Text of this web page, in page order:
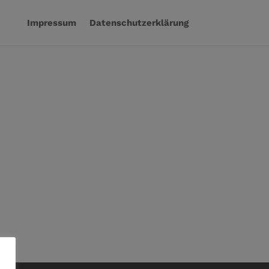
Impressum Datenschutzerklärung